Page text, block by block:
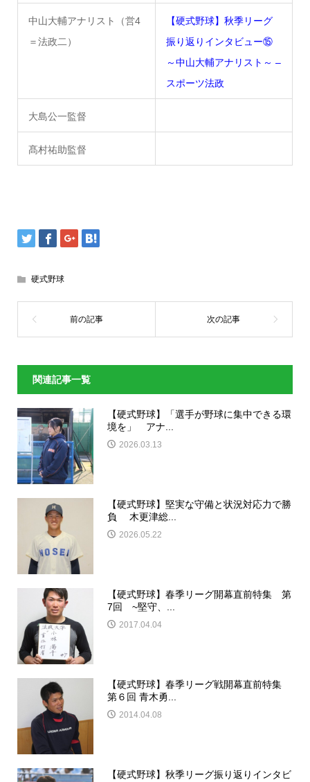
中山大輔アナリスト（営4
＝法政二）
【硬式野球】秋季リーグ
振り返りインタビュー⑮
～中山大輔アナリスト～ –
スポーツ法政
大島公一監督
髙村祐助監督
硬式野球
関連記事一覧
【硬式野球】「選手が野球に集中できる環
境を」 アナ...
2026.03.13
【硬式野球】堅実な守備と状況対応力で勝
負 木更津総...
2026.05.22
【硬式野球】春季リーグ開幕直前特集 第
7回 ~堅守、...
2017.04.04
【硬式野球】春季リーグ戦開幕直前特集
第６回 青木勇...
2014.04.08
【硬式野球】秋季リーグ振り返りインタビ